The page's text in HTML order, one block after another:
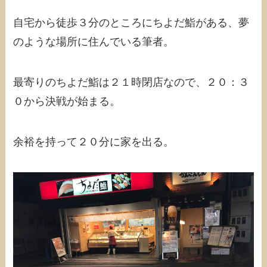
自宅から徒歩３分のところにちよだ鮨がある、夢
のような場所に住んでいる筆者。
最寄りのちよだ鮨は２１時閉店なので、２０：３
０から決戦が始まる。
余裕を持って２０分に家を出る。